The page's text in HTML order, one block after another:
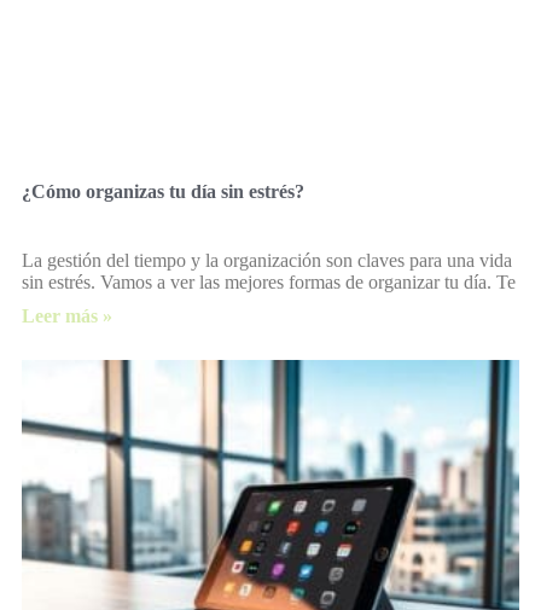
¿Cómo organizas tu día sin estrés?
La gestión del tiempo y la organización son claves para una vida
sin estrés. Vamos a ver las mejores formas de organizar tu día. Te
Leer más »